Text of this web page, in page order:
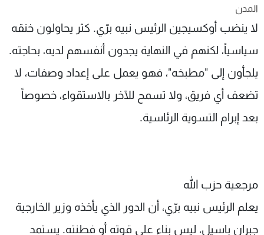
المدن
لا ينضب أوكسيجين الرئيس نبيه برّي. كثر يحاولون خنقه
سياسياً، لكنهم في النهاية يجدون أنفسهم لديه، بحاجته.
يلجأون إلى "مطبخه"، فهو يعمل على إعداد وصفات، لا
تضعف أي فريق، ولا تسمح للآخر بالاستقواء، خصوصاً
بعد إبرام التسوية الرئاسية.
مرجعية حزب الله
يعلم الرئيس نبيه برّي، أن الدور الذي يأخذه وزير الخارجية
جبران باسيل، ليس بناء على قوته أو فطنته. يستمد
شاهد البرامج
الترددات
عن MTV
الإنـتـاج
لاعلاناتكم
وظائف
تواصل معنا
شروط الإسـتخدام
سياسة الخصوصية